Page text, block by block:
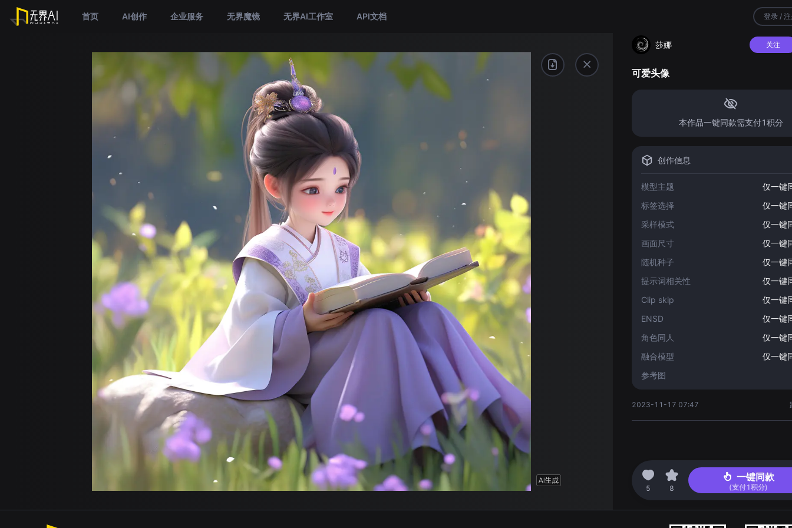
首页 AI创作 企业服务 无界魔镜 无界AI工作室 API文档 登录 /
莎娜 关注
可爱头像
本作品一键同款需支付1积分
创作信息
模型主题
仅一键
标签选择
仅一键
采样模式
仅一键
画面尺寸
仅一键
随机种子
仅一键
提示词相关性
仅一键
Clip skip
仅一键
ENSD
仅一键
角色同人
仅一键
融合模型
仅一键
参考图
2023-11-17 07:47
5 8
一键同款
(支付1积分)